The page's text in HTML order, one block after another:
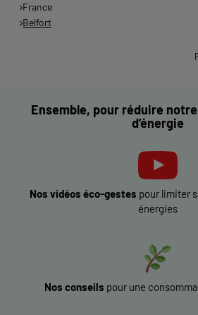
France
Belfort
Ensemble, pour réduire
d’énergie
Nos vidéos éco-gestes pour limiter
énergies
Nos conseils pour une